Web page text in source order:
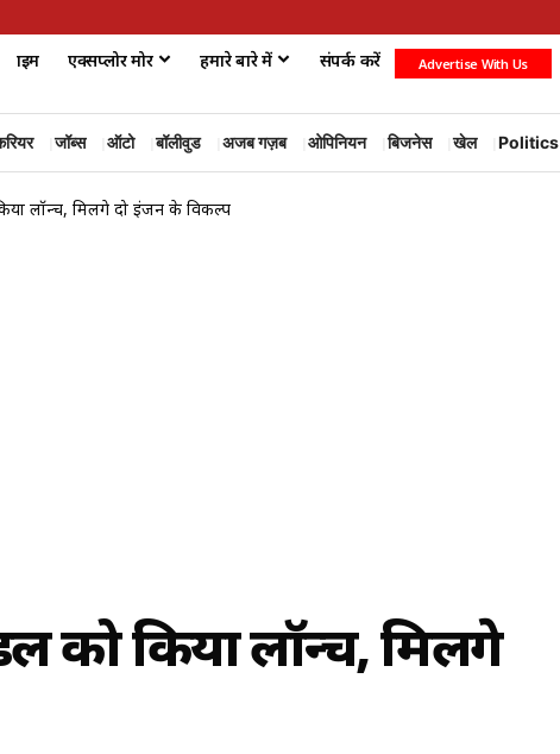
क्राइम एक्सप्लोर मोर हमारे बारे में संपर्क करें Advertise With Us
जॉब्स ऑटो बॉलीवुड अजब गज़ब ओपिनियन बिजनेस खेल Politics
लॉन्च, मिलेंगे दो इंजन के विकल्प
को किया लॉन्च, मिलेंगे